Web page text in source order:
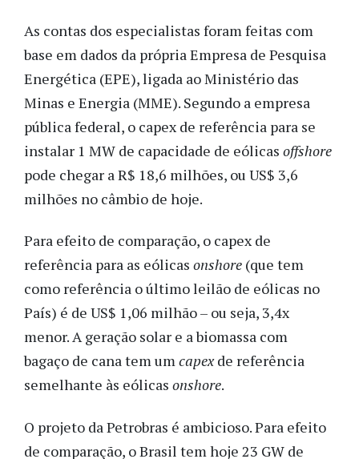
As contas dos especialistas foram feitas com
base em dados da própria Empresa de Pesquisa
Energética (EPE), ligada ao Ministério das
Minas e Energia (MME). Segundo a empresa
pública federal, o capex de referência para se
instalar 1 MW de capacidade de eólicas offshore
pode chegar a R$ 18,6 milhões, ou US$ 3,6
milhões no câmbio de hoje.
Para efeito de comparação, o capex de
referência para as eólicas onshore (que tem
como referência o último leilão de eólicas no
País) é de US$ 1,06 milhão – ou seja, 3,4x
menor.A geração solar e a biomassa com
bagaço de cana tem umcapexde referência
semelhante às eólicas onshore.
O projeto da Petrobras é ambicioso. Para efeito
de comparação, o Brasil tem hoje 23 GW de